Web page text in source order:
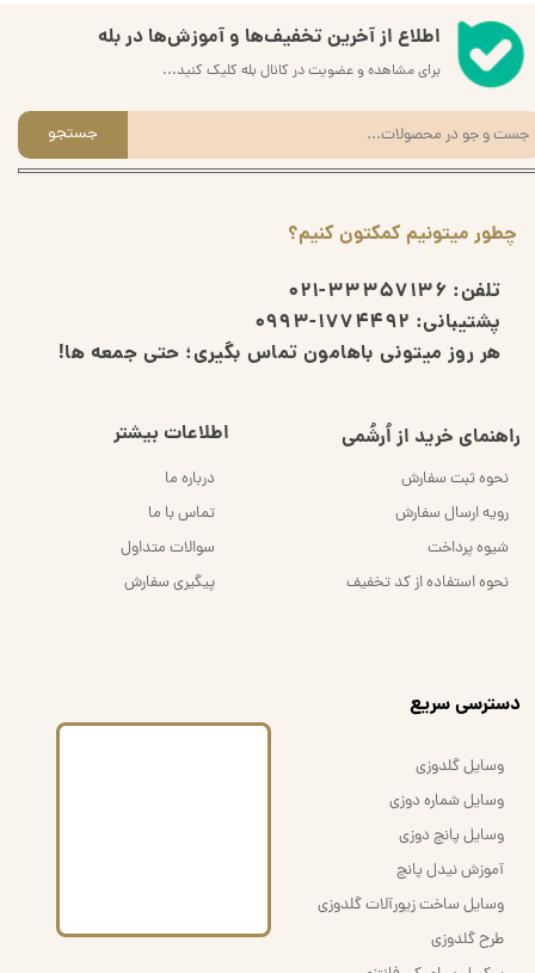
چطور میتونیم کمکتون کنیم؟
تلفن: 33357136-021
پشتیبانی: 1774492-0993
هر روز میتونی باهامون تماس بگیری؛ حتی جمعه ها!
راهنمای خرید از اُرشُمی
نحوه ثبت سفارش
رویه ارسال سفارش
شیوه پرداخت
نحوه استفاده از کد تخفیف
اطلاعات بیشتر
درباره ما
تماس با ما
سوالات متداول
پیگیری سفارش
اطلاع از آخرین تخفیف‌ها و آموزش‌ها در بله
برای مشاهده و عضویت در کانال بله کلیک کنید...
جستجو
​دسترسی سریع
وسایل گلدوزی
وسایل شماره دوزی
وسایل پانچ دوزی
آموزش نیدل پانچ
وسایل ساخت زیورآلات گلدوزی
طرح گلدوزی